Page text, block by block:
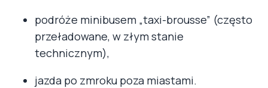
podróże minibusem „taxi-brousse” (często
przeładowane, w złym stanie
technicznym),
jazda po zmroku poza miastami.